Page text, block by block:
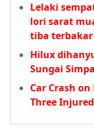
Lelaki
lori sarat
tiba terbakar
Hilux
Sungai
Car Crash
Three Injured